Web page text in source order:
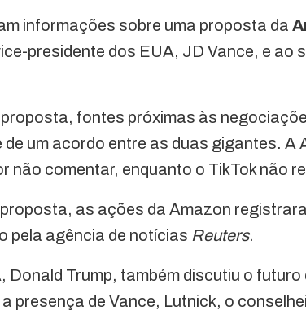
informações sobre uma proposta da
presidente dos EUA, JD Vance, e ao
fontes próximas às
um acordo entre as duas gigantes. A
não comentar, enquanto o TikTok não
as ações da Amazon
pela agência de notícias Reuters.
Donald Trump, também discutiu o futuro
presença de Vance, Lutnick, o